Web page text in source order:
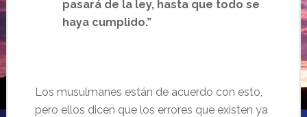
pasará de la ley, hasta que todo se
haya cumplido.”
Los musulmanes están de acuerdo con esto,
pero ellos dicen que los errores que existen ya